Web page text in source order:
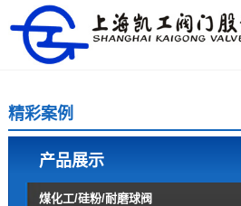
精彩案例
产品展示
煤化工/硅粉/耐磨球阀